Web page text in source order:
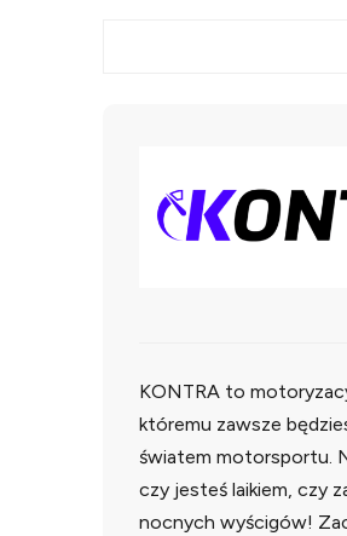
KONTRA to
któremu zawsze
światem motorsportu.
czy jesteś laikiem, czy
nocnych wyścigów!